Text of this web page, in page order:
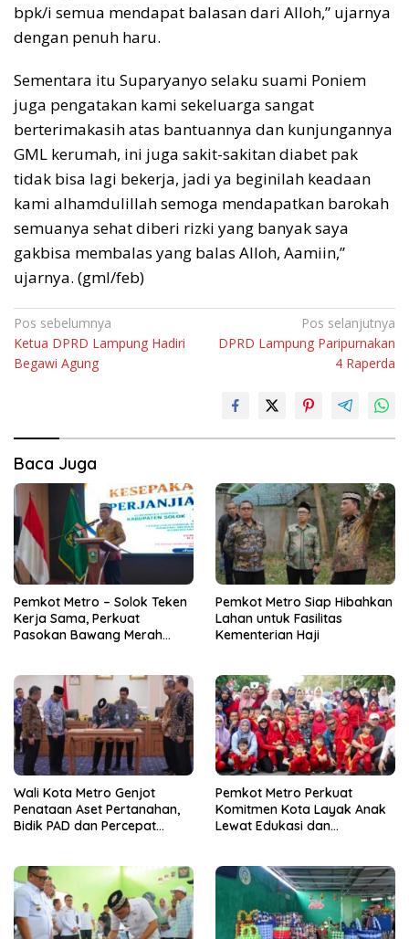
bpk/i semua mendapat balasan dari Alloh,” ujarnya
dengan penuh haru.
Sementara itu Suparyanyo selaku suami Poniem
juga pengatakan kami sekeluarga sangat
berterimakasih atas bantuannya dan kunjungannya
GML kerumah, ini juga sakit-sakitan diabet pak
tidak bisa lagi bekerja, jadi ya beginilah keadaan
kami alhamdulillah semoga mendapatkan barokah
semuanya sehat diberi rizki yang banyak saya
gakbisa membalas yang balas Alloh, Aamiin,”
ujarnya. (gml/feb)
Navigasi
pos
Pos sebelumnya
Ketua DPRD Lampung Hadiri
Begawi Agung
Pos selanjutnya
DPRD Lampung Paripurnakan
4 Raperda
Baca Juga
Pemkot Metro – Solok Teken
Kerja Sama, Perkuat
Pasokan Bawang Merah
Pemkot Metro Siap Hibahkan
Lahan untuk Fasilitas
Kementerian Haji
Wali Kota Metro Genjot
Penataan Aset Pertanahan,
Bidik PAD dan Percepat
Pemkot Metro Perkuat
Komitmen Kota Layak Anak
Lewat Edukasi dan